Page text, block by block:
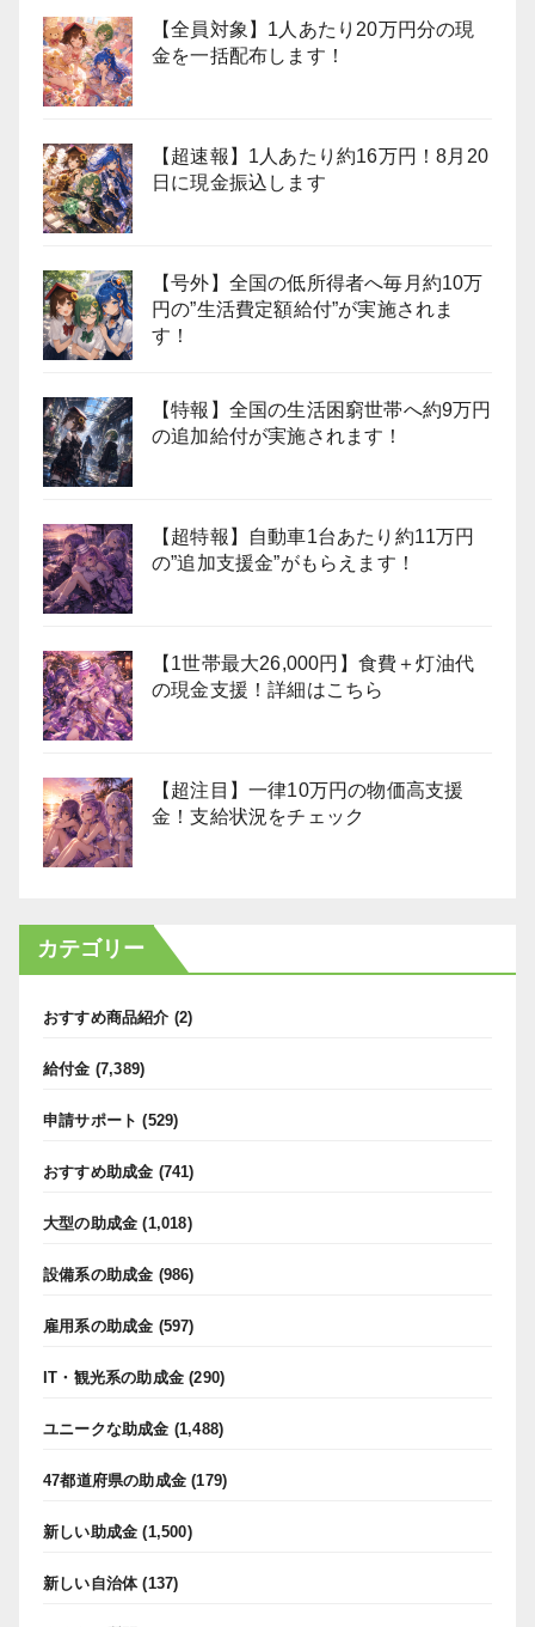
【全員対象】1人あたり20万円分の現
金を一括配布します！
【超速報】1人あたり約16万円！8月20
日に現金振込します
【号外】全国の低所得者へ毎月約10万
円の”生活費定額給付”が実施されま
す！
【特報】全国の生活困窮世帯へ約9万円
の追加給付が実施されます！
【超特報】自動車1台あたり約11万円
の”追加支援金”がもらえます！
【1世帯最大26,000円】食費＋灯油代
の現金支援！詳細はこちら
【超注目】一律10万円の物価高支援
金！支給状況をチェック
カテゴリー
おすすめ商品紹介 (2)
給付金 (7,389)
申請サポート (529)
おすすめ助成金 (741)
大型の助成金 (1,018)
設備系の助成金 (986)
雇用系の助成金 (597)
IT・観光系の助成金 (290)
ユニークな助成金 (1,488)
47都道府県の助成金 (179)
新しい助成金 (1,500)
新しい自治体(137)